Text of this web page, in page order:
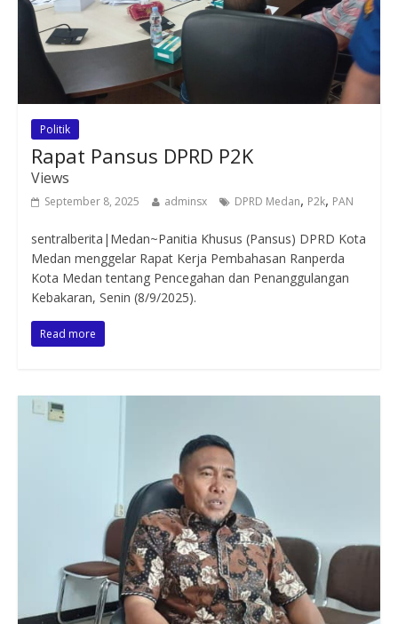
Politik
Rapat Pansus DPRD P2K
Views
September 8, 2025 adminsx DPRD Medan, P2k, PAN
sentralberita|Medan~Panitia Khusus (Pansus) DPRD Kota
Medan menggelar Rapat Kerja Pembahasan Ranperda
Kota Medan tentang Pencegahan dan Penanggulangan
Kebakaran, Senin (8/9/2025).
Read more